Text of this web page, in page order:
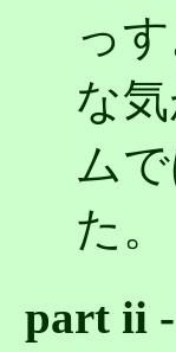
っ
な
ム
た。
part ii